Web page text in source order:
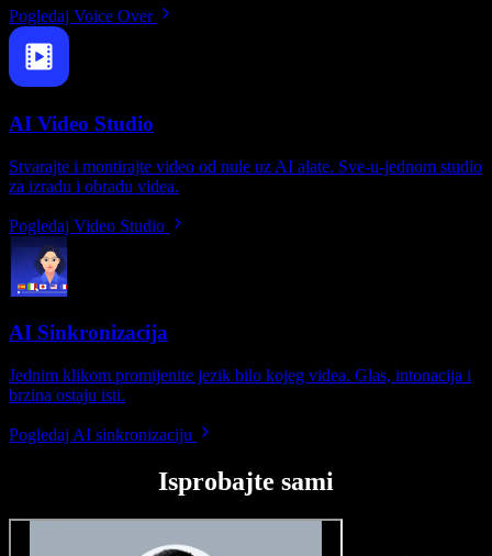
Pogledaj Voice Over
AI Video Studio
Stvarajte i montirajte video od nule uz AI alate. Sve-u-jednom studio
za izradu i obradu videa.
Pogledaj Video Studio
AI Sinkronizacija
Jednim klikom promijenite jezik bilo kojeg videa. Glas, intonacija i
brzina ostaju isti.
Pogledaj AI sinkronizaciju
Isprobajte sami